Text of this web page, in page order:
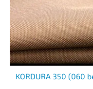
KORDURA 350 (060